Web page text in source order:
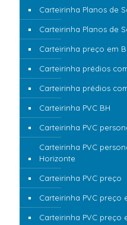
Carteirinha Planos de
Carteirinha Planos de
Carteirinha preço em
Carteirinha prédios
Carteirinha prédios
Carteirinha PVC BH
Carteirinha PVC
Carteirinha PVC
Horizonte
Carteirinha PVC preço
Carteirinha PVC preço
Carteirinha PVC preço